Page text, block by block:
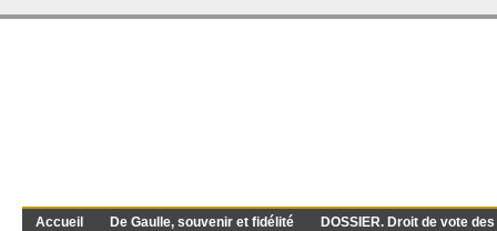
Accueil De Gaulle, souvenir et fidélité
DOSSIER. Droit de vote